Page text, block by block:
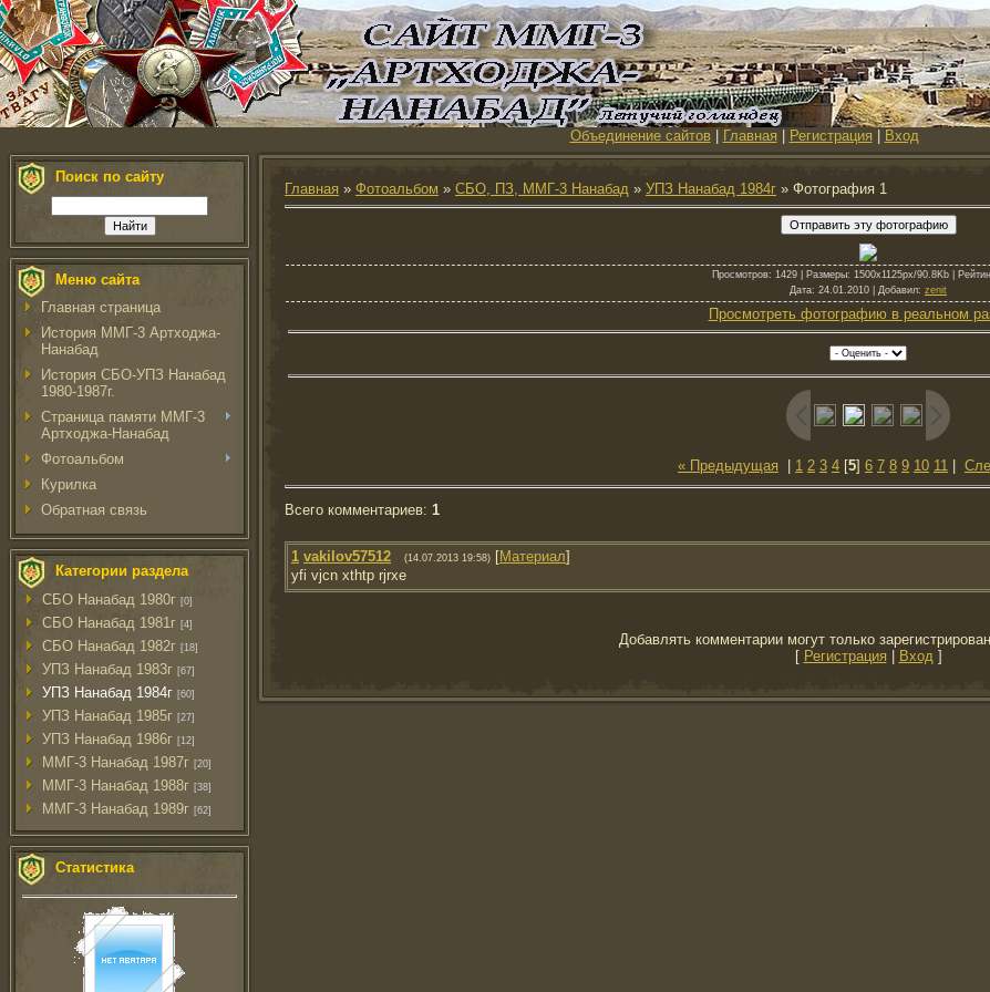
Объединение сайтов| Главная Регистрация Вход
Поиск по сайту
Меню сайта
Главная страница
История ММГ-3 Артходжа-
Нанабад
История СБО-УПЗ Нанабад
1980-1987г.
Страница памяти ММГ-3
Артходжа-Нанабад
Фотоальбом
Курилка
Обратная связь
Категории раздела
СБО Нанабад 1980г [0]
СБО Нанабад 1981г [4]
СБО Нанабад 1982г [18]
УПЗ Нанабад 1983г [67]
УПЗ Нанабад 1984г [60]
УПЗ Нанабад 1985г [27]
УПЗ Нанабад 1986г [12]
ММГ-3 Нанабад 1987г [20]
ММГ-3 Нанабад 1988г [38]
ММГ-3 Нанабад 1989г [62]
Статистика
Главная » Фотоальбом » СБО, ПЗ, ММГ-3 Нанабад » УПЗ Нанабад 1984г » Фотография 1
Просмотров: 1429 | Размеры: 1500x1125px/90.8Kb |
Дата: 24.01.2010 | Добавил: zenit
Просмотреть фотографию в реальном
« Предыдущая 1 2 3 4 [5] 6 7 8 9 10 11
Всего комментариев: 1
1 vakilov57512 (14.07.2013 19:58) [Материал]
yfi vjcn xthtp rjrxe
Добавлять комментарии могут только
[ Регистрация | Вход ]